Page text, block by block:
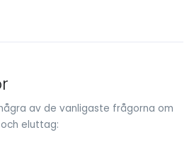
av de vanligaste frågorna om
eluttag: